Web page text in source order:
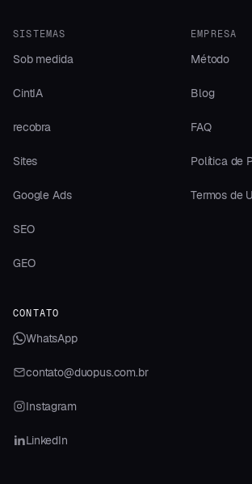
SISTEMAS
Sob medida
CintIA
recobra
Sites
Google Ads
SEO
GEO
EMPRESA
Método
Blog
FAQ
Política de
Termos de
CONTATO
WhatsApp
contato@duopus.com.br
Instagram
LinkedIn